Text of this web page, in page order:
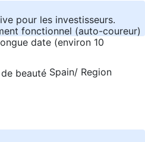
pour les investisseurs.
fonctionnel (auto-coureur)
date (environ 10
Spain/ Region